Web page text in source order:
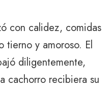
con calidez, comidas
tierno y amoroso. El
diligentemente,
cachorro recibiera su